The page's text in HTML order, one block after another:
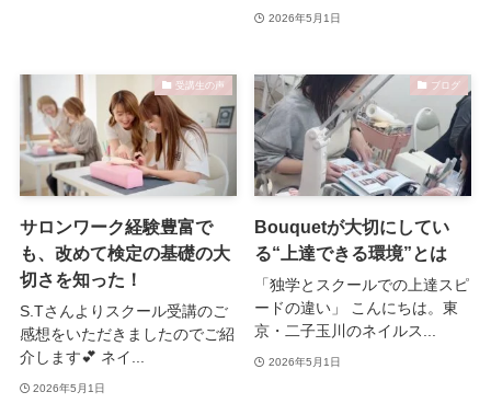
2026年5月1日
受講生の声
サロンワーク経験豊富で
も、改めて検定の基礎の大
切さを知った！
S.Tさんよりスクール受講のご
感想をいただきましたのでご紹
介します💕 ネイ...
2026年5月1日
ブログ
Bouquetが大切にしてい
る“上達できる環境”とは
「独学とスクールでの上達スピ
ードの違い」 こんにちは。東
京・二子玉川のネイルス...
2026年5月1日